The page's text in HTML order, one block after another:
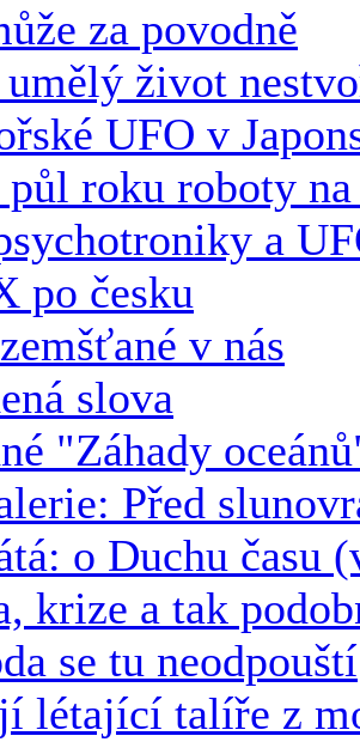
za povodně
život
UFO v
roku roboty na
a
po česku
v nás
slova
"Záhady
Před
o Duchu času
krize a tak
se tu neodpouští
létající talíře z